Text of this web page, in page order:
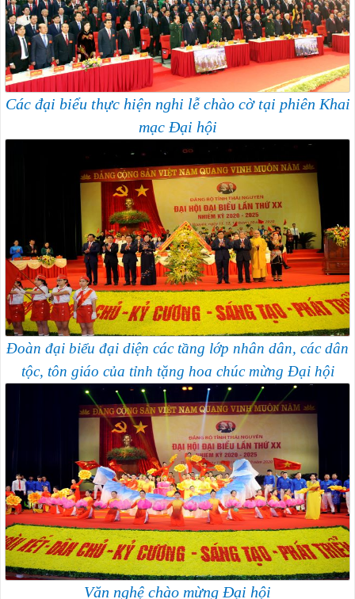
Các đại biểu thực hiện nghi lễ chào cờ tại phiên Khai
mạc Đại hội
Đoàn đại biểu đại diện các tầng lớp nhân dân, các dân
tộc, tôn giáo của tỉnh tặng hoa chúc mừng Đại hội
Văn nghệ chào mừng Đại hội